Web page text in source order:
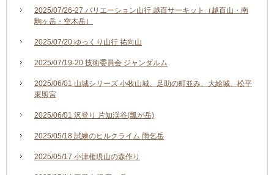
2025/07/26-27 バリエーション山行 越百サーキット（越百山・南
駒ヶ岳・空木岳）
2025/07/20 ゆっくり山行 祐向山
2025/07/19-20 技術委員会 ジャンダルム
2025/06/01 山城シリーズ 小牧山城、足助の町並み、大給城、松平
東照宮
2025/06/01 沢登り 片知渓谷(瓢が岳)
2025/05/18 試練のヒルクライム 雨乞岳
2025/05/17 小津権現山の森作り